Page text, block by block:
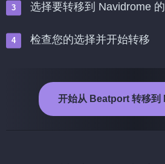
选择要转移到 Navidrome
检查您的选择并开始转移
开始从 Beatport 转移到